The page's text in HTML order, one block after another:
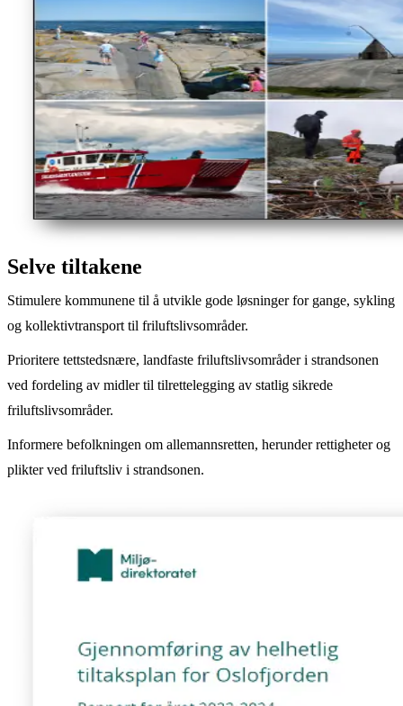
Selve tiltakene
Stimulere kommunene til å utvikle gode løsninger for gange, sykling
og kollektivtransport til friluftslivsområder.
Prioritere tettstedsnære, landfaste friluftslivsområder i strandsonen
ved fordeling av midler til tilrettelegging av statlig sikrede
friluftslivsområder.
Informere befolkningen om allemannsretten, herunder rettigheter og
plikter ved friluftsliv i strandsonen.